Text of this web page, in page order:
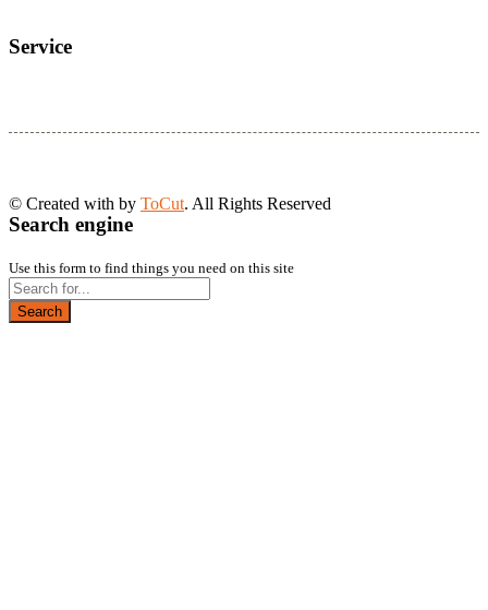
Service
© Created with by ToCut. All Rights Reserved
Search engine
Use this form to find things you need on this site
Search